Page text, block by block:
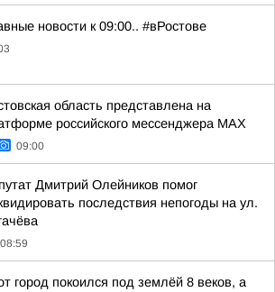
новости к 09:00.. #вРостове
область представлена на
российского мессенджера МАХ
09:00
Дмитрий Олейников помог
последствия непогоды на ул.
08:59
город покоился под землёй 8 веков, а